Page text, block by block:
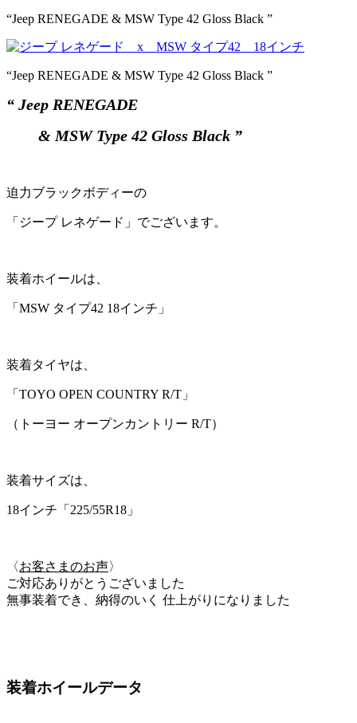
“Jeep RENEGADE & MSW Type 42 Gloss Black ”
“Jeep RENEGADE & MSW Type 42 Gloss Black ”
“ Jeep RENEGADE
& MSW Type 42 Gloss Black ”
迫力ブラックボディーの
「ジープ レネゲード」でございます。
装着ホイールは、
「MSW タイプ42 18インチ」
装着タイヤは、
「TOYO OPEN COUNTRY R/T」
（トーヨー オープンカントリー R/T）
装着サイズは、
18インチ「225/55R18」
〈お客さまのお声〉
ご対応ありがとうございました
無事装着でき、納得のいく 仕上がりになりました
装着ホイールデータ